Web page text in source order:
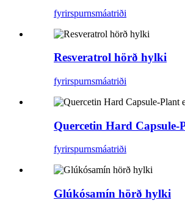
fyrirspurnsmáatriði
Resveratrol hörð hylki
fyrirspurnsmáatriði
Quercetin Hard Capsule-
fyrirspurnsmáatriði
Glúkósamín hörð hylki